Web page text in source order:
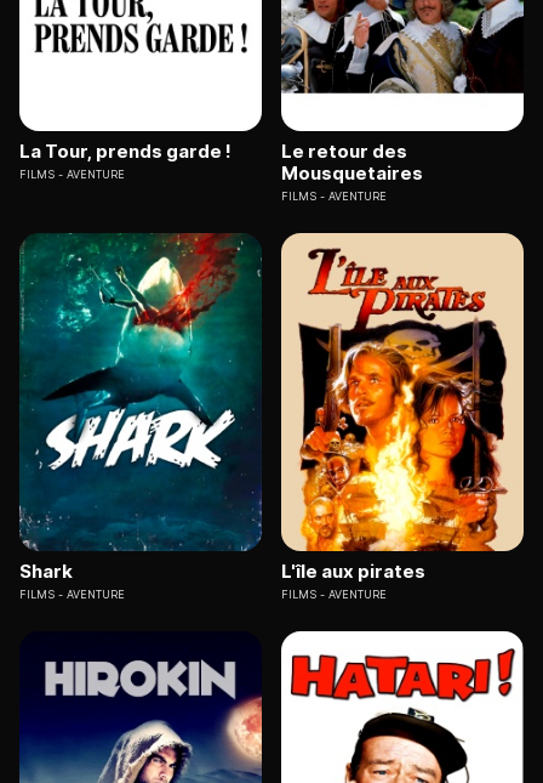
La Tour, prends garde !
FILMS AVENTURE
Le retour des
Mousquetaires
FILMS AVENTURE
Shark
FILMS AVENTURE
L'île aux pirates
FILMS AVENTURE